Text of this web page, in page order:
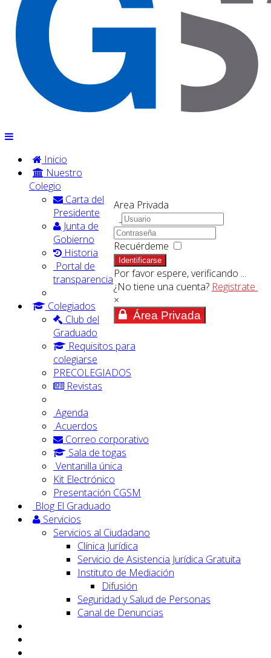
Area Privada
Recuérdeme
Identificarse
Por favor espere, verificando ...
¿No tiene una cuenta? Registrate
×
Área Privada
Inicio
Nuestro
Colegio
Carta del
Presidente
Junta de
Gobierno
Historia
Portal de
transparencia
Colegiados
Club del
Graduado
Requisitos para
colegiarse
PRECOLEGIADOS
Revistas
Agenda
Acuerdos
Correo corporativo
Sala de togas
Ventanilla única
Kit Electrónico
Presentación CGSM
Blog El Graduado
Servicios
Servicios al Ciudadano
Clínica Jurídica
Servicio de Asistencia Jurídica Gratuita
Instituto de Mediación
Difusión
Seguridad y Salud de Personas
Canal de Denuncias